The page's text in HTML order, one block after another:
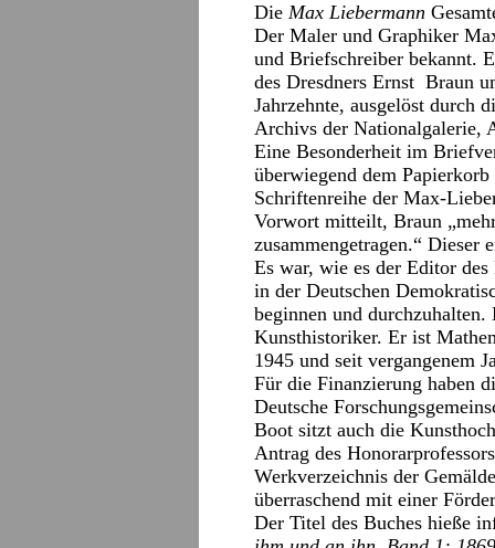
Die Max Liebermann
Der Maler und Graphiker
und Briefschreiber bekannt.
des Dresdners Ernst Braun
Jahrzehnte, ausgelöst durch
Archivs der Nationalgalerie,
Eine Besonderheit im
überwiegend dem
Schriftenreihe der Max-
Vorwort mitteilt, Braun
zusammengetragen.“ Dieser
Es war, wie es der Editor
in der Deutschen
beginnen und
Kunsthistoriker. Er ist
1945 und seit vergangenem
Für die Finanzierung haben
Deutsche
Boot sitzt auch die
Antrag des
Werkverzeichnis der
überraschend mit einer
Der Titel des Buches hieße